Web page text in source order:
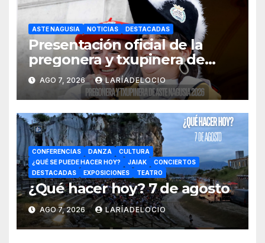
ASTE NAGUSIA NOTICIAS DESTACADAS
Presentación oficial de la
pregonera y txupinera de
Aste Nagusia 2026
AGO 7, 2026 LARÍADELOCIO
CONFERENCIAS DANZA
CULTURA
¿QUÉ SE PUEDE HACER HOY?
JAIAK
CONCIERTOS
DESTACADAS
EXPOSICIONES TEATRO
¿Qué hacer hoy? 7 de agosto
AGO 7, 2026 LARÍADELOCIO